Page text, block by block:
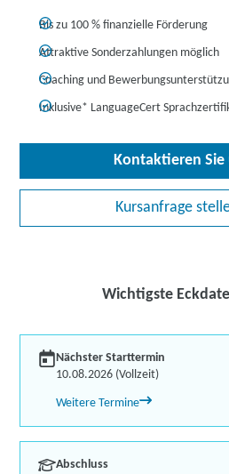
Bis zu 100 % finanzielle Förderung
Attraktive Sonderzahlungen möglich
Coaching und
Inklusive* LanguageCert
Kontaktieren Sie
Kursanfrage
Wichtigste
Nächster Starttermin
10.08.2026 (Vollzeit)
Weitere Termine
Abschluss